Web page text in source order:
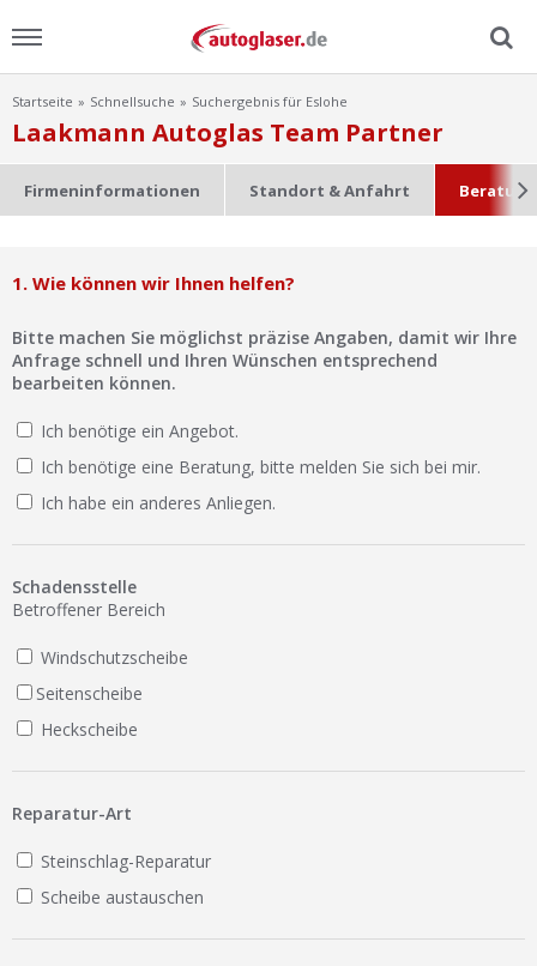
Menu
Home
Ratgeber
Scheibensuche
FAQ
Lexikon
Ist Ihre Werkstatt schon dabei?
Startseite Schnellsuche Suchergebnis für Eslohe
Laakmann Autoglas Team Partner
Firmeninformationen Standort & Anfahrt
1. Wie können wir Ihnen helfen?
Bitte machen Sie möglichst präzise Angaben, damit wir Ihre
Anfrage schnell und Ihren Wünschen entsprechend
bearbeiten können.
Ich benötige ein Angebot.
Ich benötige eine Beratung, bitte melden Sie sich bei mir.
Ich habe ein anderes Anliegen.
Schadensstelle
Betroffener Bereich
Windschutzscheibe
Seitenscheibe
Heckscheibe
Reparatur-Art
Steinschlag-Reparatur
Scheibe austauschen